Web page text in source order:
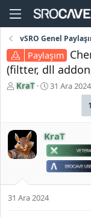
vSRO Genel
Paylaşım
(filtter, dll
K
u
y
u
b
KraT
B
n
g
ı
ç
t
31 Ara 2024
KraT
31 Ara 2024